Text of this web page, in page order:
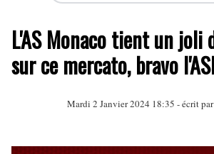
L'AS Monaco tient un joli
sur ce mercato, bravo
Mardi 2 Janvier 2024 18:35 - écrit par